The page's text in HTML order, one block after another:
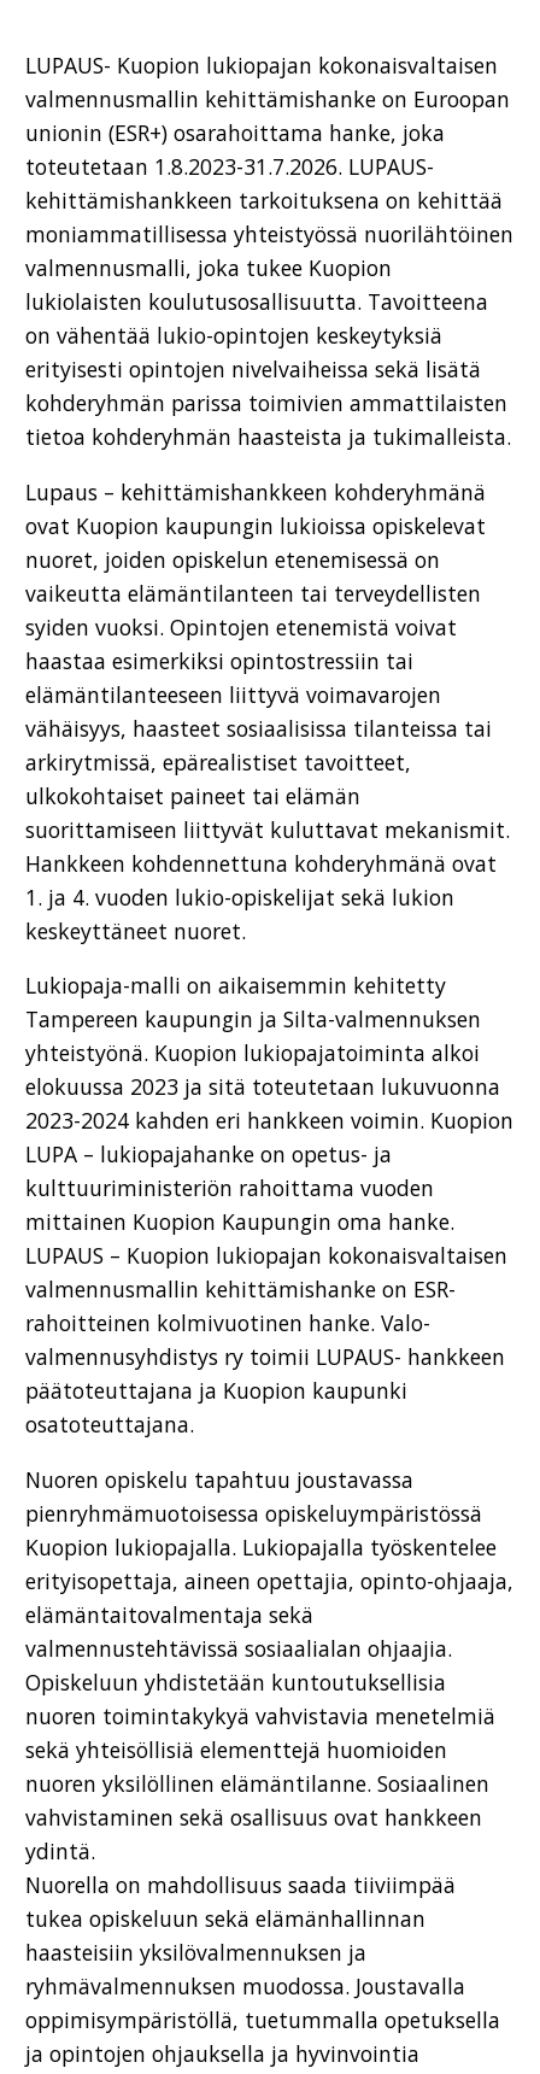
LUPAUS- Kuopion lukiopajan kokonaisvaltaisen
valmennusmallin kehittämishanke on Euroopan
unionin (ESR+) osarahoittama hanke, joka
toteutetaan 1.8.2023-31.7.2026. LUPAUS-
kehittämishankkeen tarkoituksena on kehittää
moniammatillisessa yhteistyössä nuorilähtöinen
valmennusmalli, joka tukee Kuopion
lukiolaisten koulutusosallisuutta. Tavoitteena
on vähentää lukio-opintojen keskeytyksiä
erityisesti opintojen nivelvaiheissa sekä lisätä
kohderyhmän parissa toimivien ammattilaisten
tietoa kohderyhmän haasteista ja tukimalleista.
Lupaus – kehittämishankkeen kohderyhmänä
ovat Kuopion kaupungin lukioissa opiskelevat
nuoret, joiden opiskelun etenemisessä on
vaikeutta elämäntilanteen tai terveydellisten
syiden vuoksi. Opintojen etenemistä voivat
haastaa esimerkiksi opintostressiin tai
elämäntilanteeseen liittyvä voimavarojen
vähäisyys, haasteet sosiaalisissa tilanteissa tai
arkirytmissä, epärealistiset tavoitteet,
ulkokohtaiset paineet tai elämän
suorittamiseen liittyvät kuluttavat mekanismit.
Hankkeen kohdennettuna kohderyhmänä ovat
1. ja 4. vuoden lukio-opiskelijat sekä lukion
keskeyttäneet nuoret.
Lukiopaja-malli on aikaisemmin kehitetty
Tampereen kaupungin ja Silta-valmennuksen
yhteistyönä. Kuopion lukiopajatoiminta alkoi
elokuussa 2023 ja sitä toteutetaan lukuvuonna
2023-2024 kahden eri hankkeen voimin. Kuopion
LUPA – lukiopajahanke on opetus- ja
kulttuuriministeriön rahoittama vuoden
mittainen Kuopion Kaupungin oma hanke.
LUPAUS – Kuopion lukiopajan kokonaisvaltaisen
valmennusmallin kehittämishanke on ESR-
rahoitteinen kolmivuotinen hanke. Valo-
valmennusyhdistys ry toimii LUPAUS- hankkeen
päätoteuttajana ja Kuopion kaupunki
osatoteuttajana.
Nuoren opiskelu tapahtuu joustavassa
pienryhmämuotoisessa opiskeluympäristössä
Kuopion lukiopajalla. Lukiopajalla työskentelee
erityisopettaja, aineen opettajia, opinto-ohjaaja,
elämäntaitovalmentaja sekä
valmennustehtävissä sosiaalialan ohjaajia.
Opiskeluun yhdistetään kuntoutuksellisia
nuoren toimintakykyä vahvistavia menetelmiä
sekä yhteisöllisiä elementtejä huomioiden
nuoren yksilöllinen elämäntilanne. Sosiaalinen
vahvistaminen sekä osallisuus ovat hankkeen
ydintä.
Nuorella on mahdollisuus saada tiiviimpää
tukea opiskeluun sekä elämänhallinnan
haasteisiin yksilövalmennuksen ja
ryhmävalmennuksen muodossa. Joustavalla
oppimisympäristöllä, tuetummalla opetuksella
ja opintojen ohjauksella ja hyvinvointia